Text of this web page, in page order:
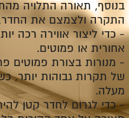
בנוסף, תאורה התלויה
התקרה ולצמצם את החדר,
- כדי ליצור אווירה רכה
אחורית או פמוטים.
- מנורות בצורת פמוטים
של תקרות גבוהות יותר,
מעלה.
- כדי לגרום לחדר קטן